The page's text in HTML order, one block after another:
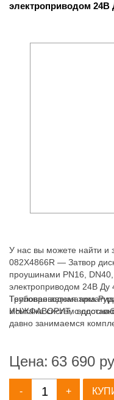
электроприводом 24В
У нас вы можете найти и
082X4866R — Затвор
проушинами PN16,
электроприводом 24В
Трубопроводная
монтажа систем
давно занимаемся
промышленных зданий,
пожаротушения.
Тепловая автоматика
ИНЖФАВОРИТ, с
Цена: 63 690
- +